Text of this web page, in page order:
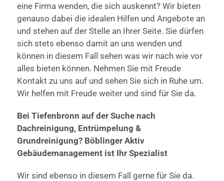
eine Firma wenden, die sich auskennt? Wir bieten
genauso dabei die idealen Hilfen und Angebote an
und stehen auf der Stelle an Ihrer Seite. Sie dürfen
sich stets ebenso damit an uns wenden und
können in diesem Fall sehen was wir nach wie vor
alles bieten können. Nehmen Sie mit Freude
Kontakt zu uns auf und sehen Sie sich in Ruhe um.
Wir helfen mit Freude weiter und sind für Sie da.
Bei Tiefenbronn auf der Suche nach
Dachreinigung, Entrümpelung &
Grundreinigung? Böblinger Aktiv
Gebäudemanagement ist Ihr Spezialist
Wir sind ebenso in diesem Fall gerne für Sie da.